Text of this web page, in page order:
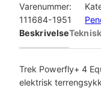
Varenummer:
111684-1951
Beskrivelse
Trek Powerfly+ 4
elektrisk